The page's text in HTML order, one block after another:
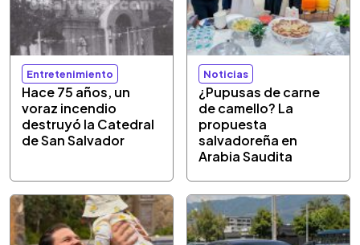
Entretenimiento
Hace 75 años, un
voraz incendio
destruyó la Catedral
de San Salvador
Noticias
¿Pupusas de carne
de camello? La
propuesta
salvadoreña en
Arabia Saudita